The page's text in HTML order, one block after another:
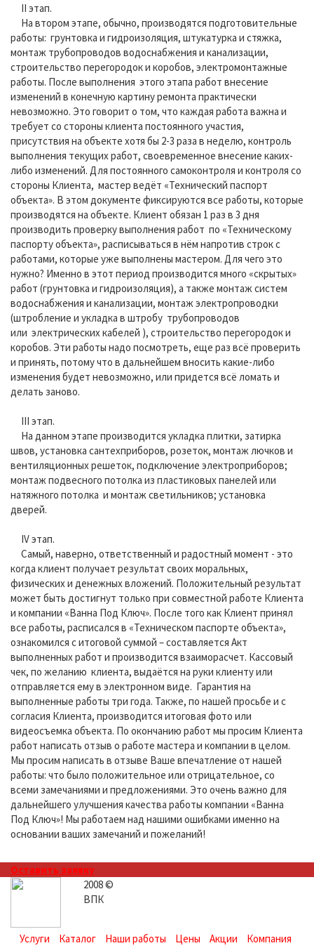
II этап.
На втором этапе, обычно, производятся подготовительные
работы: грунтовка и гидроизоляция, штукатурка и стяжка,
монтаж трубопроводов водоснабжения и канализации,
строительство перегородок и коробов, электромонтажные
работы. После выполнения этого этапа работ внесение
изменений в конечную картину ремонта практически
невозможно. Это говорит о том, что каждая работа важна и
требует со стороны клиента постоянного участия,
присутствия на объекте хотя бы 2-3 раза в неделю, контроль
выполнения текущих работ, своевременное внесение каких-
либо изменений. Для постоянного самоконтроля и контроля со
стороны Клиента, мастер ведёт «Технический паспорт
объекта». В этом документе фиксируются все работы, которые
производятся на объекте. Клиент обязан 1 раз в 3 дня
производить проверку выполнения работ по «Техническому
паспорту объекта», расписываться в нём напротив строк с
работами, которые уже выполнены мастером. Для чего это
нужно? Именно в этот период производится много «скрытых»
работ (грунтовка и гидроизоляция), а также монтаж систем
водоснабжения и канализации, монтаж электропроводки
(штробление и укладка в штробу трубопроводов
или электрических кабелей ), строительство перегородок и
коробов. Эти работы надо посмотреть, еще раз всё проверить
и принять, потому что в дальнейшем вносить какие-либо
изменения будет невозможно, или придется всё ломать и
делать заново.
III этап.
На данном этапе производится укладка плитки, затирка
швов, установка сантехприборов, розеток, монтаж лючков и
вентиляционных решеток, подключение электроприборов;
монтаж подвесного потолка из пластиковых панелей или
натяжного потолка и монтаж светильников; установка
дверей.
IV этап.
Самый, наверно, ответственный и радостный момент - это
когда клиент получает результат своих моральных,
физических и денежных вложений. Положительный результат
может быть достигнут только при совместной работе Клиента
и компании «Ванна Под Ключ». После того как Клиент принял
все работы, расписался в «Техническом паспорте объекта»,
ознакомился с итоговой суммой – составляется Акт
выполненных работ и производится взаиморасчет. Кассовый
чек, по желанию клиента, выдаётся на руки клиенту или
отправляется ему в электронном виде. Гарантия на
выполненные работы три года. Также, по нашей просьбе и с
согласия Клиента, производится итоговая фото или
видеосъемка объекта. По окончанию работ мы просим Клиента
работ написать отзыв о работе мастера и компании в целом.
Мы просим написать в отзыве Ваше впечатление от нашей
работы: что было положительное или отрицательное, со
всеми замечаниями и предложениями. Это очень важно для
дальнейшего улучшения качества работы компании «Ванна
Под Ключ»! Мы работаем над нашими ошибками именно на
основании ваших замечаний и пожеланий!
Оставить заявку
2008 ©
ВПК
Услуги Каталог Наши работы Цены Акции
Компания